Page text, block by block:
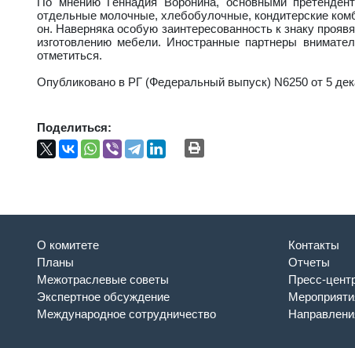
отдельные молочные, хлебобулочные, кондитерские
он. Наверняка особую заинтересованность к знаку
изготовлению мебели. Иностранные партнеры
отметиться.
Опубликовано в РГ (Федеральный выпуск) N6250 от 5
Поделиться:
О комитете
Планы
Межотраслевые советы
Экспертное обсуждение
Международное сотрудничество
Контакты
Отчеты
Пресс-